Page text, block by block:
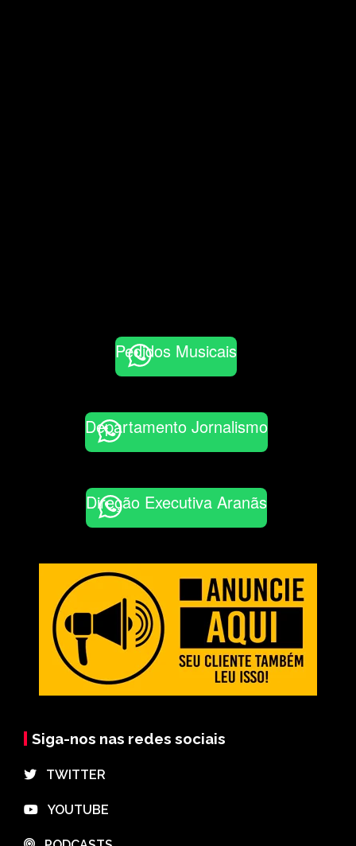
Pedidos Musicais
Departamento Jornalismo
Direção Executiva Aranãs
Siga-nos nas redes sociais
⠀TWITTER
⠀YOUTUBE